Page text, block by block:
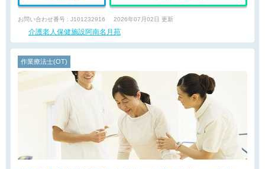
お問い合わせ番号 : J101232916 2026年07月02日 更新
介護老人保健施設阿南名月苑
作業療法士(OT)